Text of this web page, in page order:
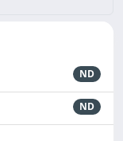
ND
ND